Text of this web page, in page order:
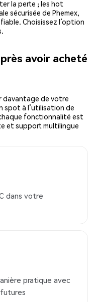
la perte ; les hot
sécurisée de Phemex,
Choisissez l’option
avoir acheté
davantage de votre
spot à l’utilisation de
fonctionnalité est
et support multilingue
dans votre
pratique avec